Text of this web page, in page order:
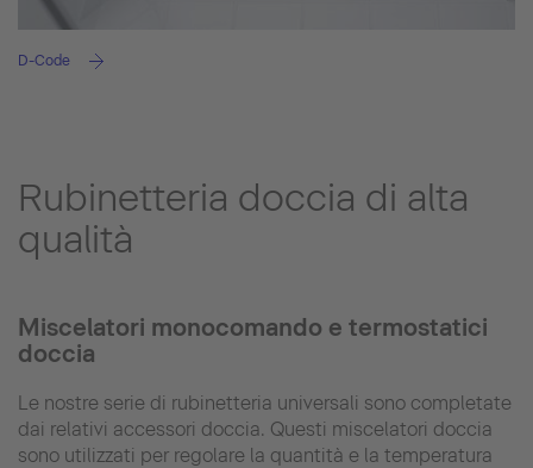
D-Code
Rubinetteria doccia di alta
qualità
Miscelatori monocomando e termostatici
doccia
Le nostre serie di rubinetteria universali sono completate
dai relativi accessori doccia. Questi miscelatori doccia
sono utilizzati per regolare la quantità e la temperatura